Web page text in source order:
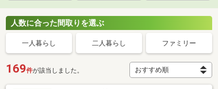
人数に合った間取りを選ぶ
一人暮らし 二人暮らし ファミリー
169件が該当しました。